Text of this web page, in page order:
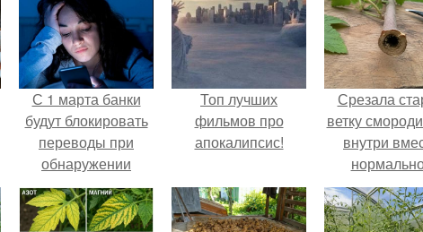
С 1 марта банки
будут блокировать
переводы при
обнаружении
вируса.
Топ лучших
фильмов про
апокалипсис!
Срезала
ветку
внутри
светлой